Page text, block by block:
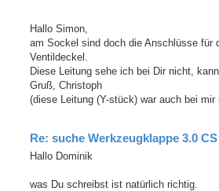
Hallo Simon,
am Sockel sind doch die Anschlüsse für
Ventildeckel.
Diese Leitung sehe ich bei Dir nicht,
Gruß, Christoph
(diese Leitung (Y-stück) war auch bei
Re: suche Werkzeugklappe 3.0
Hallo Dominik
was Du schreibst ist natürlich richtig.